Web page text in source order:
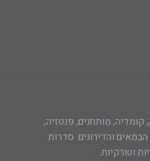
מותחנים, פנטזיה,
והדירוגים. סדרות
וטורקיות.